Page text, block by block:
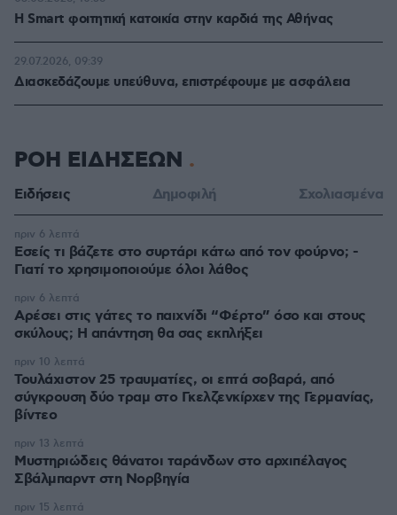
Η Smart φοιτητική κατοικία στην καρδιά της Αθήνας
Διασκεδάζουμε υπεύθυνα, επιστρέφουμε με ασφάλεια
29.07.2026, 09:39
ΡΟΗ ΕΙΔΗΣΕΩΝ
Ειδήσεις Δημοφιλή Σχολιασμένα
Εσείς τι βάζετε στο συρτάρι κάτω από τον φούρνο; -
Γιατί το χρησιμοποιούμε όλοι λάθος
πριν 6 λεπτά
Αρέσει στις γάτες το παιχνίδι “Φέρτο” όσο και στους
σκύλους; Η απάντηση θα σας εκπλήξει
πριν 6 λεπτά
Τουλάχιστον 25 τραυματίες, οι επτά σοβαρά, από
σύγκρουση δύο τραμ στο Γκελζενκίρχεν της Γερμανίας,
βίντεο
πριν 10 λεπτά
Μυστηριώδεις θάνατοι ταράνδων στο αρχιπέλαγος
Σβάλμπαρντ στη Νορβηγία
πριν 13 λεπτά
πριν 15 λεπτά